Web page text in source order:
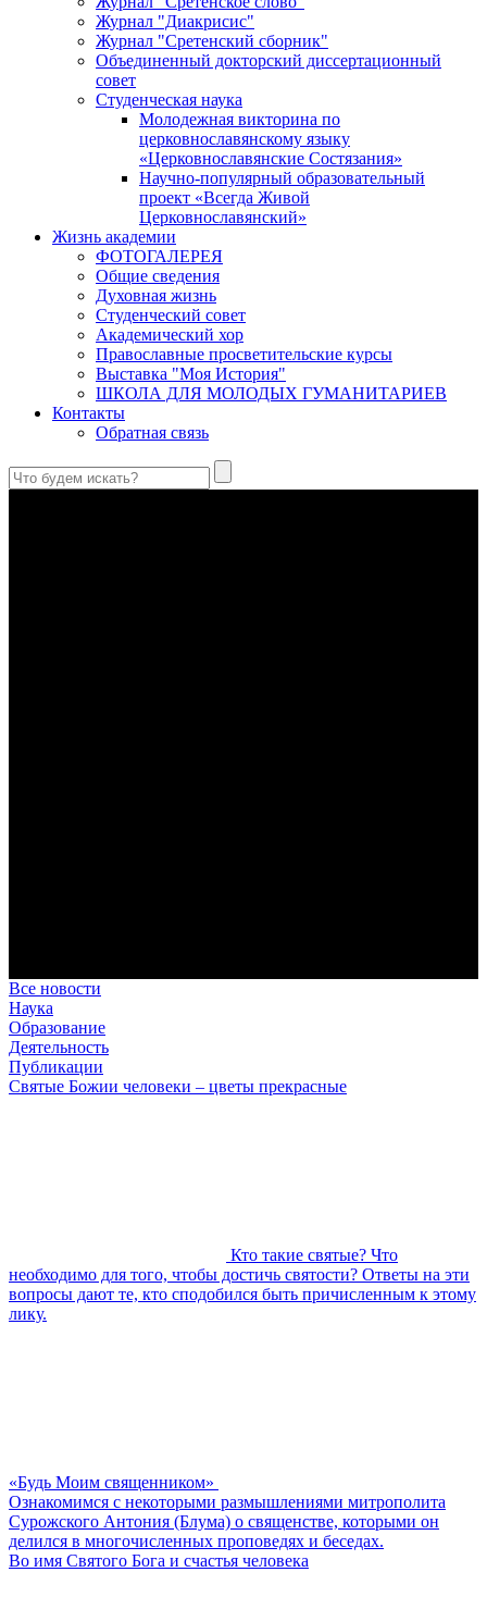
Журнал "Диакрисис"
Журнал "Сретенский сборник"
Объединенный докторский диссертационный
совет
Студенческая наука
Молодежная викторина по
церковнославянскому языку
«Церковнославянские Состязания»
Научно-популярный образовательный
проект «Всегда Живой
Церковнославянский»
Жизнь академии
ФОТОГАЛЕРЕЯ
Общие сведения
Духовная жизнь
Студенческий совет
Академический хор
Православные просветительские курсы
Выставка "Моя История"
ШКОЛА ДЛЯ МОЛОДЫХ ГУМАНИТАРИЕВ
Контакты
Обратная связь
Все новости
Наука
Образование
Деятельность
Публикации
Святые Божии человеки – цветы прекрасные
Кто такие святые? Что
необходимо для того, чтобы достичь святости? Ответы на эти
вопросы дают те, кто сподобился быть причисленным к этому
лику.
«Будь Моим священником»
Ознакомимся с некоторыми размышлениями митрополита
Сурожского Антония (Блума) о священстве, которыми он
делился в многочисленных проповедях и беседах.
Во имя Святого Бога и счастья человека